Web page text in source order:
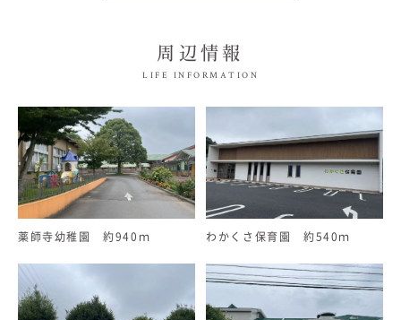
周辺情報
LIFE INFORMATION
薬師寺幼稚園 約940ｍ わかくさ保育園 約540ｍ